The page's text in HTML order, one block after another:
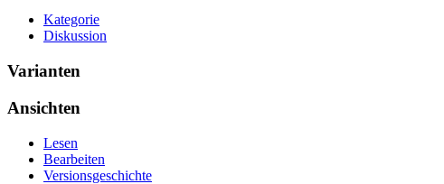
Kategorie
Diskussion
Varianten
Ansichten
Lesen
Bearbeiten
Versionsgeschichte